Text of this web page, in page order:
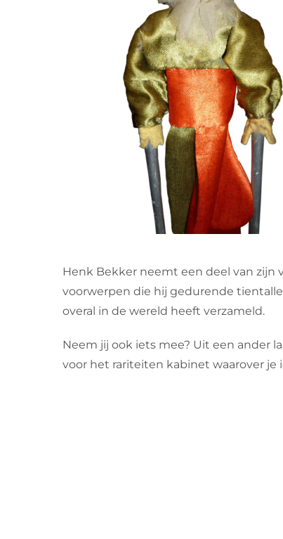
Henk Bekker neemt een deel van zijn
voorwerpen die hij gedurende
overal in de wereld heeft verzameld.
Neem jij ook iets mee? Uit een ander
voor het rariteiten kabinet waarover je